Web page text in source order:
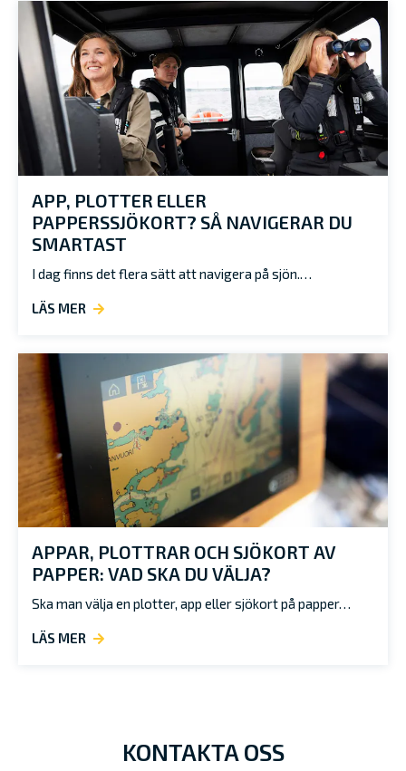
APP, PLOTTER ELLER
PAPPERSSJÖKORT? SÅ NAVIGERAR DU
SMARTAST
I dag finns det flera sätt att navigera på sjön.…
LÄS MER
APPAR, PLOTTRAR OCH SJÖKORT AV
PAPPER: VAD SKA DU VÄLJA?
Ska man välja en plotter, app eller sjökort på papper…
LÄS MER
KONTAKTA OSS